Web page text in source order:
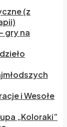
(z
gry na
i Wesołe
„Koloraki”